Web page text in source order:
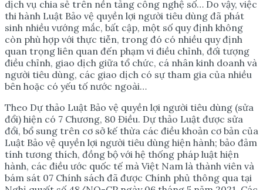
dịch vụ chia sẻ trên nền tảng công nghệ số… Do vậy, việc
thi hành Luật Bảo vệ quyền lợi người tiêu dùng đã phát
sinh nhiều vướng mắc, bất cập, một số quy định không
còn phù hợp với thực tiễn, trong đó có nhiều quy định
quan trọng liên quan đến phạm vi điều chỉnh, đối tượng
điều chỉnh, giao dịch giữa tổ chức, cá nhân kinh doanh và
người tiêu dùng, các giao dịch có sự tham gia của nhiều
bên hoặc có yếu tố nước ngoài…
Theo Dự thảo Luật Bảo vệ quyền lợi người tiêu dùng (sửa
đổi) hiện có 7 Chương, 80 Điều. Dự thảo Luật được sửa
đổi, bổ sung trên cơ sở kế thừa các điều khoản cơ bản của
Luật Bảo vệ quyền lợi người tiêu dùng hiện hành; bảo đảm
tính tương thích, đồng bộ với hệ thống pháp luật hiện
hành, các điều ước quốc tế mà Việt Nam là thành viên và
bám sát 07 Chính sách đã được Chính phủ thông qua tại